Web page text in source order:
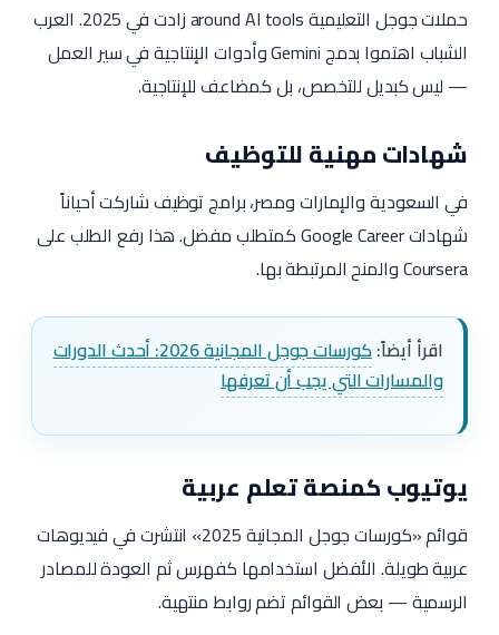
حملات جوجل التعليمية around AI tools زادت في 2025. العرب
الشباب اهتموا بدمج Gemini وأدوات الإنتاجية في سير العمل
— ليس كبديل للتخصص، بل كمضاعف للإنتاجية.
شهادات مهنية للتوظيف
في السعودية والإمارات ومصر، برامج توظيف شاركت أحياناً
شهادات Google Career كمتطلب مفضل. هذا رفع الطلب على
Coursera والمنح المرتبطة بها.
اقرأ أيضاً:
كورسات جوجل المجانية 2026: أحدث الدورات
والمسارات التي يجب أن تعرفها
يوتيوب كمنصة تعلم عربية
قوائم «كورسات جوجل المجانية 2025» انتشرت في فيديوهات
عربية طويلة. الأفضل استخدامها كفهرس ثم العودة للمصادر
الرسمية — بعض القوائم تضم روابط منتهية.